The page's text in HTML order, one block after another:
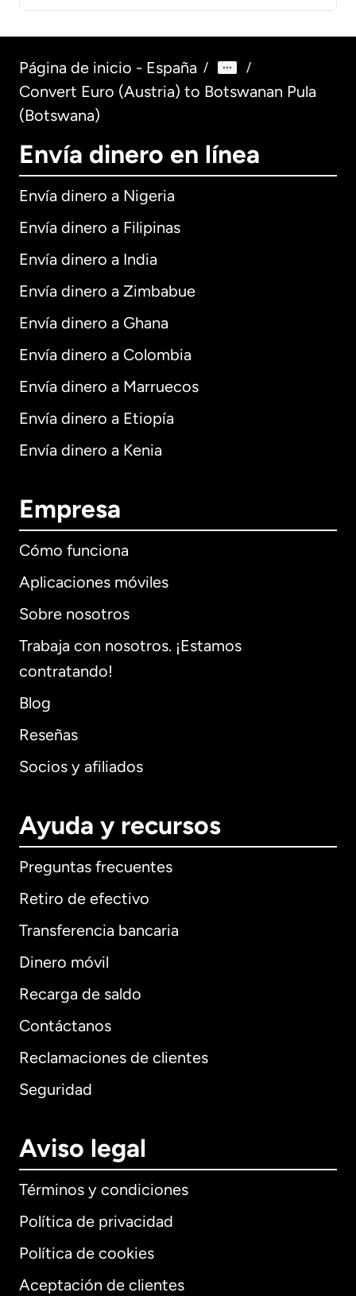
Página de inicio - España / /
Convert Euro (Austria) to Botswanan Pula
(Botswana)
Envía dinero en línea
Envía dinero a Nigeria
Envía dinero a Filipinas
Envía dinero a India
Envía dinero a Zimbabue
Envía dinero a Ghana
Envía dinero a Colombia
Envía dinero a Marruecos
Envía dinero a Etiopía
Envía dinero a Kenia
Empresa
Cómo funciona
Aplicaciones móviles
Sobre nosotros
Trabaja con nosotros. ¡Estamos
contratando!
Blog
Reseñas
Socios y afiliados
Ayuda y recursos
Preguntas frecuentes
Retiro de efectivo
Transferencia bancaria
Dinero móvil
Recarga de saldo
Contáctanos
Reclamaciones de clientes
Seguridad
Aviso legal
Términos y condiciones
Política de privacidad
Política de cookies
Aceptación de clientes